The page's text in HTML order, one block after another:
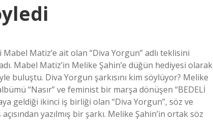
Matiz’e ait olan “Diva Yorgun” adlı teklisini
Mabel Matiz’in Melike Şahin’e düğün hediyesi olarak
buluştu. Diva Yorgun şarkısını kim söylüyor? Melike
“Nasır” ve feminist bir marşa dönüşen “BEDELİ
geldiği ikinci iş birliği olan “Diva Yorgun”, söz ve
yazılmış bir şarkı. Melike Şahin’in ortak söz